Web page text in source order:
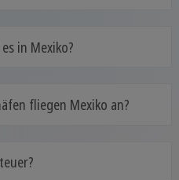
in Mexiko?
fliegen Mexiko an?